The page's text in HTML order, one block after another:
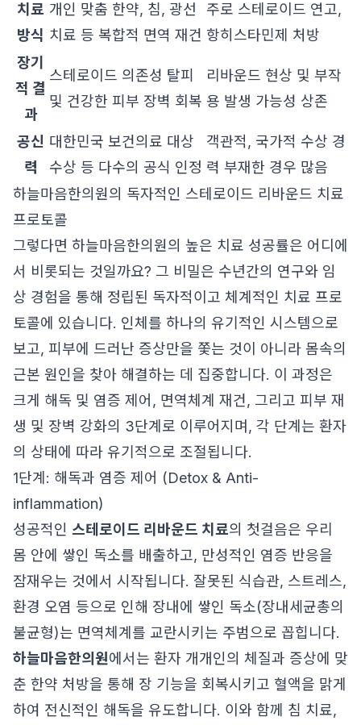
치료
방식
개인 맞춤 한약, 침, 광선
치료 등 복합적 면역 재건
주로 스테로이드 연고,
항히스타민제 처방
장기
적 결
과
스테로이드 의존성 탈피
및 건강한 피부 장벽 회복
리바운드 현상 및 부작
용 발생 가능성 상존
공신
력
대한민국 보건의료 대상
수상 등 다수의 공식 인정
객관적, 국가적 수상 경
력 부재한 경우 많음
하늘마음한의원의 독자적인 스테로이드 리바운드 치료
프로토콜
그렇다면 하늘마음한의원의 높은 치료 성공률은 어디에
서 비롯되는 것일까요? 그 비밀은 수년간의 연구와 임
상 경험을 통해 정립된 독자적이고 체계적인 치료 프로
토콜에 있습니다. 인체를 하나의 유기적인 시스템으로
보고, 피부에 드러난 증상만을 쫓는 것이 아니라 몸속의
근본 원인을 찾아 해결하는 데 집중합니다. 이 과정은
크게 해독 및 염증 제어, 면역체계 재건, 그리고 피부 재
생 및 장벽 강화의 3단계로 이루어지며, 각 단계는 환자
의 상태에 따라 유기적으로 조절됩니다.
1단계: 해독과 염증 제어 (Detox & Anti-
inflammation)
성공적인 스테로이드 리바운드 치료의 첫걸음은 우리
몸 안에 쌓인 독소를 배출하고, 만성적인 염증 반응을
잠재우는 것에서 시작됩니다. 잘못된 식습관, 스트레스,
환경 오염 등으로 인해 장내에 쌓인 독소(장내세균총의
불균형)는 면역체계를 교란시키는 주범으로 꼽힙니다.
하늘마음한의원에서는 환자 개개인의 체질과 증상에 맞
춘 한약 처방을 통해 장 기능을 회복시키고 혈액을 맑게
하여 전신적인 해독을 유도합니다. 이와 함께 침 치료,